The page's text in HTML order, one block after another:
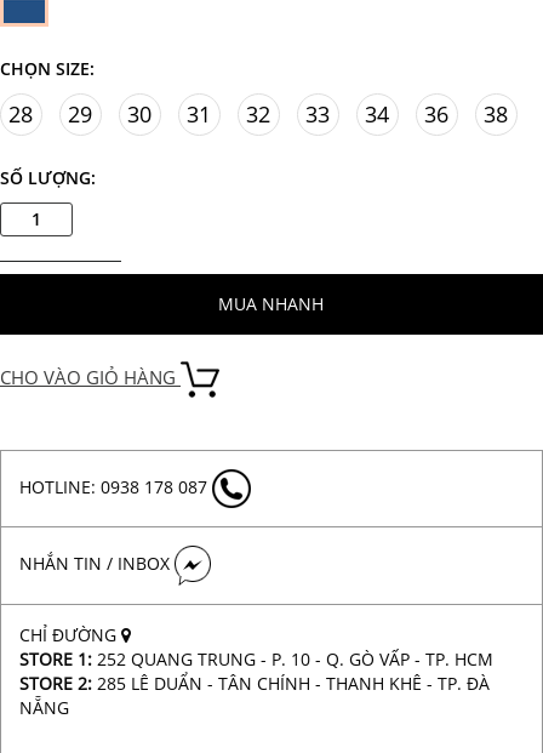
CHỌN SIZE:
28 29 30 31 32 33 34 36 38
SỐ LƯỢNG:
MUA NHANH
CHO VÀO GIỎ HÀNG
HOTLINE: 0938 178 087
NHẮN TIN / INBOX
CHỈ ĐƯỜNG
STORE 1: 252 QUANG TRUNG - P. 10 - Q. GÒ VẤP - TP. HCM
STORE 2: 285 LÊ DUẨN - TÂN CHÍNH - THANH KHÊ - TP. ĐÀ
NẴNG